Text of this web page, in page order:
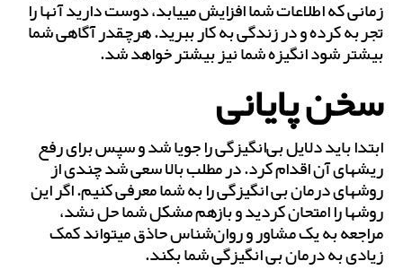
زمانی که اطلاعات شما افزایش می‎یابد، دوست دارید آن‎ها را
تجربه کرده و در زندگی به کار ببرید. هرچقدر آگاهی شما
بیش‎تر شود انگیزه شما نیز بیش‎تر خواهد شد.
سخن پایانی
ابتدا باید دلایل بی‌‎انگیزگی را جویا شد و سپس برای رفع
ریشه‎ای آن اقدام کرد. در مطلب بالا سعی شد چندی از
روش‎های درمان بی انگیزگی را به شما معرفی کنیم. اگر این
روش‎ها را امتحان کردید و بازهم مشکل شما حل نشد،
مراجعه به یک مشاور و روان‌شناس حاذق می‎تواند کمک
زیادی به درمان بی انگیزگی شما بکند.